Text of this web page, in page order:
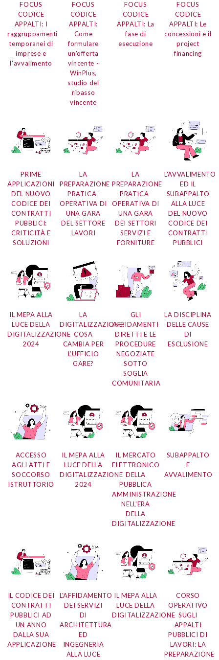
FOCUS
CODICE
APPALTI: I
raggruppamenti
temporanei di
imprese e
l'avvalimento
FOCUS
CODICE
APPALTI:
Come
formulare
un'offerta
vincente -
WinPlus,
studio del
ribasso
vincente
FOCUS
CODICE
APPALTI: La
fase di
esecuzione
FOCUS
CODICE
APPALTI: Le
concessioni e il
project
financing
PRIME
APPLICAZIONI
DEL NUOVO
CODICE DEI
CONTRATTI
PUBBLICI:
CRITICITÀ E
SOLUZIONI
LA
PREPARAZIONE
PRATICA-
OPERATIVA DI
UNA GARA
DEL SETTORE
LAVORI
LA
PREPARAZIONE
PRATICA-
OPERATIVA DI
UNA GARA
DEI SETTORI
SERVIZI E
FORNITURE
L'AVVALIMENTO
ED IL
SUBAPPALTO
ALLA LUCE
DEL NUOVO
CODICE DEI
CONTRATTI
PUBBLICI
IL MEPA ALLA
LUCE DELLA
DIGITALIZZAZIONE
2024
LA
DIGITALIZZAZIONE:
COSA
CAMBIA PER
L’UFFICIO
GARE?
GLI
AFFIDAMENTI
DIRETTI E LE
PROCEDURE
NEGOZIATE
SOTTO
SOGLIA
COMUNITARIA
LA DISCIPLINA
DELLE CAUSE
DI
ESCLUSIONE
ACCESSO
AGLI ATTI E
SOCCORSO
ISTRUTTORIO
IL MEPA ALLA
LUCE DELLA
DIGITALIZZAZIONE
2024
IL MERCATO
ELETTRONICO
DELLA
PUBBLICA
AMMINISTRAZIONE
NELL’ERA
DELLA
DIGITALIZZAZIONE
SUBAPPALTO
E
AVVALIMENTO
IL CODICE DEI
CONTRATTI
PUBBLICI AD
UN ANNO
DALLA SUA
APPLICAZIONE
L'AFFIDAMENTO
DEI SERVIZI
DI
ARCHITETTURA
ED
INGEGNERIA
ALLA LUCE
IL MEPA ALLA
LUCE DELLA
DIGITALIZZAZIONE
CORSO
OPERATIVO
SUGLI
APPALTI
PUBBLICI DI
LAVORI: LA
PREPARAZIONE